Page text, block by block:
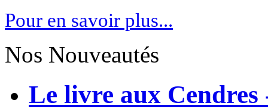
Pour en savoir plus...
Nos Nouveautés
Le livre aux Cendres